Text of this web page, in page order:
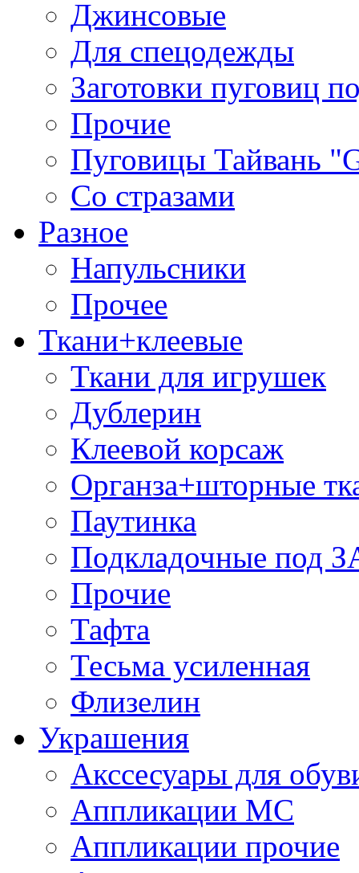
Джинсовые
Для спецодежды
Заготовки пуговиц
Прочие
Пуговицы Тайвань
Со стразами
Разное
Напульсники
Прочее
Ткани+клеевые
Ткани для игрушек
Дублерин
Клеевой корсаж
Органза+шторные
Паутинка
Подкладочные под
Прочие
Тафта
Тесьма усиленная
Флизелин
Украшения
Акссесуары для
Аппликации МС
Аппликации прочие